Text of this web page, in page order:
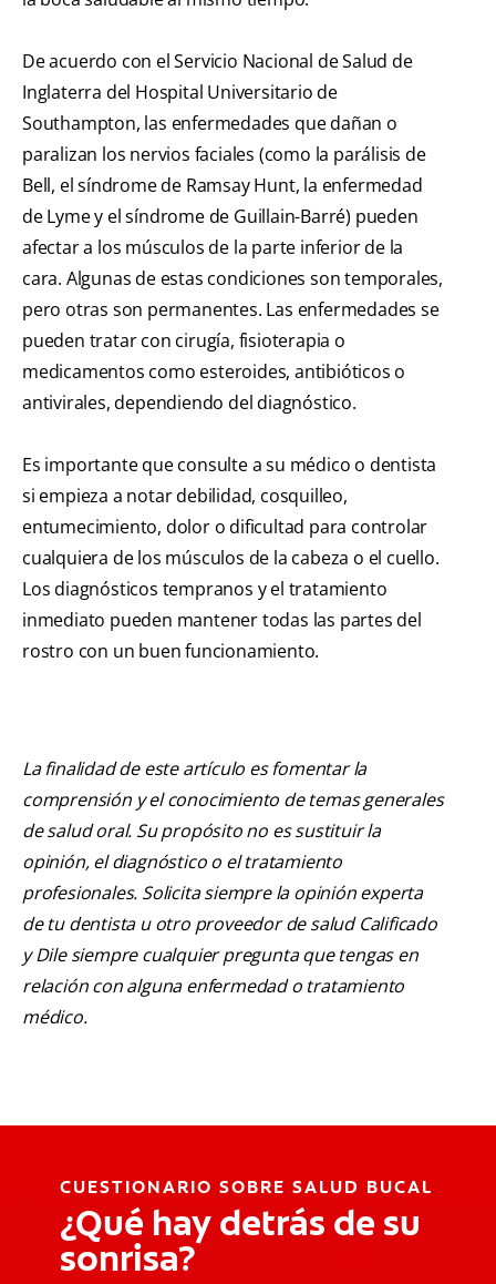
De acuerdo con el Servicio Nacional de Salud de
Inglaterra del Hospital Universitario de
Southampton, las enfermedades que dañan o
paralizan los nervios faciales (como la parálisis de
Bell, el síndrome de Ramsay Hunt, la enfermedad
de Lyme y el síndrome de Guillain-Barré) pueden
afectar a los músculos de la parte inferior de la
cara. Algunas de estas condiciones son temporales,
pero otras son permanentes. Las enfermedades se
pueden tratar con cirugía, fisioterapia o
medicamentos como esteroides, antibióticos o
antivirales, dependiendo del diagnóstico.
Es importante que consulte a su médico o dentista
si empieza a notar debilidad, cosquilleo,
entumecimiento, dolor o dificultad para controlar
cualquiera de los músculos de la cabeza o el cuello.
Los diagnósticos tempranos y el tratamiento
inmediato pueden mantener todas las partes del
rostro con un buen funcionamiento.
La finalidad de este artículo es fomentar la
comprensión y el conocimiento de temas generales
de salud oral. Su propósito no es sustituir la
opinión, el diagnóstico o el tratamiento
profesionales. Solicita siempre la opinión experta
de tu dentista u otro proveedor de salud Calificado
y Dile siempre cualquier pregunta que tengas en
relación con alguna enfermedad o tratamiento
médico.
CUESTIONARIO SOBRE SALUD BUCAL
¿Qué hay detrás de su
sonrisa?